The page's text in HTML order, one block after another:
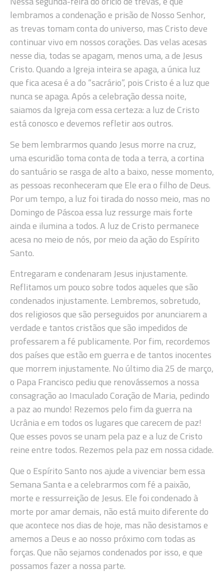
lembramos a condenação e prisão de Nosso Senhor,
as trevas tomam conta do universo, mas Cristo deve
continuar vivo em nossos corações. Das velas acesas
nesse dia, todas se apagam, menos uma, a de Jesus
Cristo. Quando a Igreja inteira se apaga, a única luz
que fica acesa é a do “sacrário”, pois Cristo é a luz que
nunca se apaga. Após a celebração dessa noite,
saiamos da Igreja com essa certeza: a luz de Cristo
está conosco e devemos refletir aos outros.
Se bem lembrarmos quando Jesus morre na cruz,
uma escuridão toma conta de toda a terra, a cortina
do santuário se rasga de alto a baixo, nesse momento,
as pessoas reconheceram que Ele era o filho de Deus.
Por um tempo, a luz foi tirada do nosso meio, mas no
Domingo de Páscoa essa luz ressurge mais forte
ainda e ilumina a todos. A luz de Cristo permanece
acesa no meio de nós, por meio da ação do Espírito
Santo.
Entregaram e condenaram Jesus injustamente.
Reflitamos um pouco sobre todos aqueles que são
condenados injustamente. Lembremos, sobretudo,
dos religiosos que são perseguidos por anunciarem a
verdade e tantos cristãos que são impedidos de
professarem a fé publicamente. Por fim, recordemos
dos países que estão em guerra e de tantos inocentes
que morrem injustamente. No último dia 25 de março,
o Papa Francisco pediu que renovássemos a nossa
consagração ao Imaculado Coração de Maria, pedindo
a paz ao mundo! Rezemos pelo fim da guerra na
Ucrânia e em todos os lugares que carecem de paz!
Que esses povos se unam pela paz e a luz de Cristo
reine entre todos. Rezemos pela paz em nossa cidade.
Que o Espírito Santo nos ajude a vivenciar bem essa
Semana Santa e a celebrarmos com fé a paixão,
morte e ressurreição de Jesus. Ele foi condenado à
morte por amar demais, não está muito diferente do
que acontece nos dias de hoje, mas não desistamos e
amemos a Deus e ao nosso próximo com todas as
forças. Que não sejamos condenados por isso, e que
possamos fazer a nossa parte.